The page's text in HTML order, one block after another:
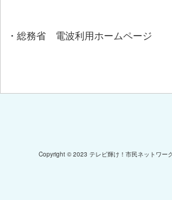
・総務省 電波利用ホームページ
Copyright © 2023 テレビ輝け！市民ネットワー